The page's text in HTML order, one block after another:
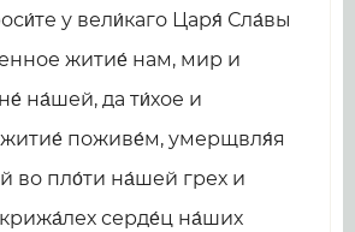
у вели́каго Царя́ Сла́вы
житие́ нам, мир и
на́шей, да ти́хое и
поживе́м, умерщвля́я
во пло́ти на́шей грех и
серде́ц на́ших